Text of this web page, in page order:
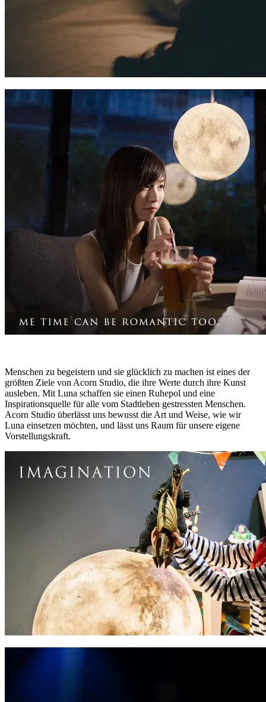
Menschen zu begeistern und sie glücklich zu machen ist eines der
größten Ziele von Acorn Studio, die ihre Werte durch ihre Kunst
ausleben. Mit Luna schaffen sie einen Ruhepol und eine
Inspirationsquelle für alle vom Stadtleben gestressten Menschen.
Acorn Studio überlässt uns bewusst die Art und Weise, wie wir
Luna einsetzen möchten, und lässt uns Raum für unsere eigene
Vorstellungskraft.